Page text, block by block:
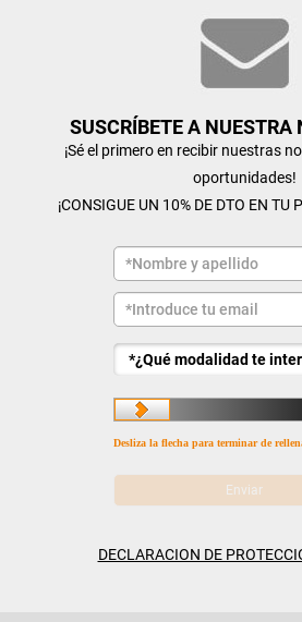
SUSCRÍBETE A NUESTRA
¡Sé el primero en recibir nuestras
oportunidades!
¡CONSIGUE UN 10% DE DTO EN TU
Desliza la flecha para terminar de
DECLARACION DE